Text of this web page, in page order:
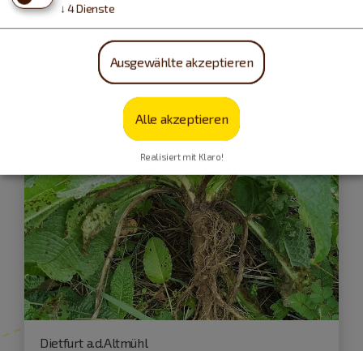
Führungen und Exkursionen
Dietfurt a.d.Altmühl
↓ 4Dienste
Ausgewählte akzeptieren
Alle akzeptieren
Realisiert mit Klaro!